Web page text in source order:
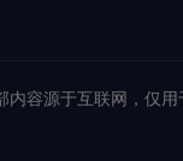
内容源于互联网，仅